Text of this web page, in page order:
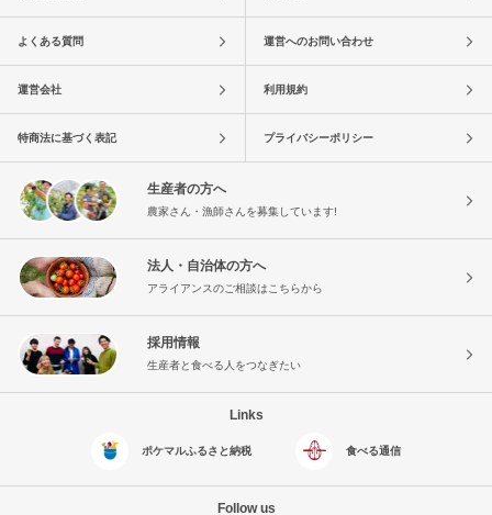
よくある質問 運営へのお問い合わせ
運営会社 利用規約
特商法に基づく表記 プライバシーポリシー
生産者の方へ
農家さん・漁師さんを募集しています!
法人・自治体の方へ
アライアンスのご相談はこちらから
採用情報
生産者と食べる人をつなぎたい
Links
ポケマルふるさと納税 食べる通信
Follow us